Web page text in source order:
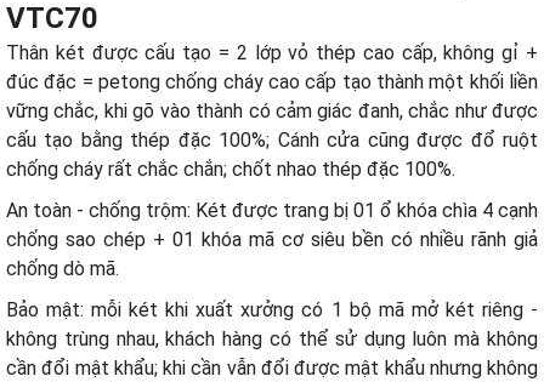
VTC70
Thân két được cấu tạo = 2 lớp vỏ thép cao cấp, không gỉ +
đúc đặc = petong chống cháy cao cấp tạo thành một khối liền
vững chắc, khi gõ vào thành có cảm giác đanh, chắc như được
cấu tạo bằng thép đặc 100%; Cánh cửa cũng được đổ ruột
chống cháy rất chắc chắn; chốt nhao thép đặc 100%.
An toàn - chống trộm: Két được trang bị 01 ổ khóa chìa 4 cạnh
chống sao chép + 01 khóa mã cơ siêu bền có nhiều rãnh giả
chống dò mã.
Bảo mật: mỗi két khi xuất xưởng có 1 bộ mã mở két riêng -
không trùng nhau, khách hàng có thể sử dụng luôn mà không
cần đổi mật khẩu; khi cần vẫn đổi được mật khẩu nhưng không